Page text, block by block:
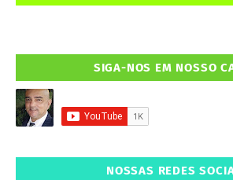
SIGA-NOS EM NOSSO
NOSSAS REDES